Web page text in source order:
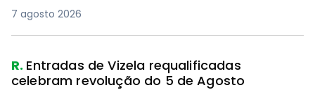
7 agosto 2026
R. Entradas de Vizela requalificadas
celebram revolução do 5 de Agosto